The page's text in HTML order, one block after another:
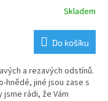
Skladem
Do košíku
a rezavých odstínů.
hnědé, jiné jsou zase s
rádi, že Vám